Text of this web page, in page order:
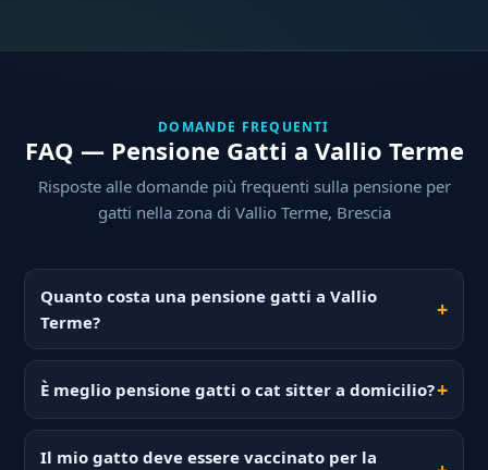
DOMANDE FREQUENTI
FAQ — Pensione Gatti a Vallio Terme
Risposte alle domande più frequenti sulla pensione per
gatti nella zona di Vallio Terme, Brescia
Quanto costa una pensione gatti a Vallio
Terme?
È meglio pensione gatti o cat sitter a domicilio?
Il mio gatto deve essere vaccinato per la